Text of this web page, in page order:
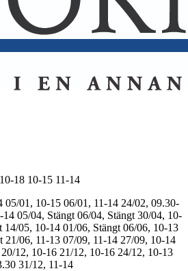
10-18 10-15 11-14
05/01, 10-15 06/01, 11-14 24/02, 09.30-
14 05/04, Stängt 06/04, Stängt 30/04, 10-
14/05, 10-14 01/06, Stängt 06/06, 10-13
21/06, 11-13 07/09, 11-14 27/09, 10-14
20/12, 10-16 21/12, 10-16 24/12, 10-13
31/12, 11-14